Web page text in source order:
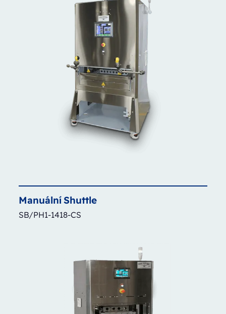
ManuálníShuttle
SB/PH1-1418-CS